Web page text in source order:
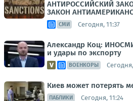
АНТИРОССИЙСКИЙ
ЗАКОН
СМИ Сегодня, 11:37
Александр Коц:
и удары по экспорту
ВОЕНКОРЫ
Киев может потерять
ПАБЛИКИ Сегодня, 11:24